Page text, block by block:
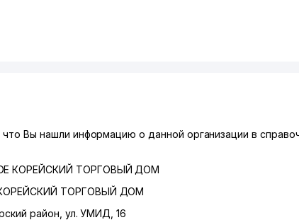
Вы нашли информацию о данной организации в
КОРЕЙСКИЙ ТОРГОВЫЙ ДОМ
КОРЕЙСКИЙ ТОРГОВЫЙ ДОМ
район ул. УМИД , 16